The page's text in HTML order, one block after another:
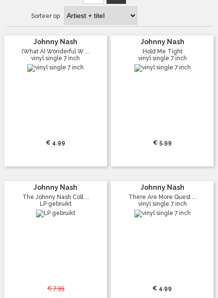
Sorteer op
Johnny Nash
(What A) Wonderful W ...
vinyl single 7 inch
€ 4.99
Johnny Nash
Hold Me Tight
vinyl single 7 inch
€ 5.99
Johnny Nash
The Johnny Nash Coll ...
LP gebruikt
€ 7.99
Johnny Nash
There Are More Quest ...
vinyl single 7 inch
€ 4.99